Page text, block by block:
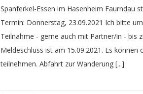
Spanferkel-Essen im Hasenheim Faurndau
Termin: Donnerstag, 23.09.2021 Ich bitte
Teilnahme - gerne auch mit Partner/in - bis
Meldeschluss ist am 15.09.2021. Es können
teilnehmen. Abfahrt zur Wanderung [...]